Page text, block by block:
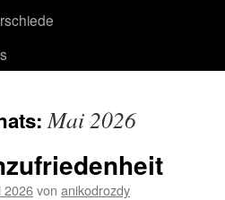
Mai 2026
2026von anikodrozdy